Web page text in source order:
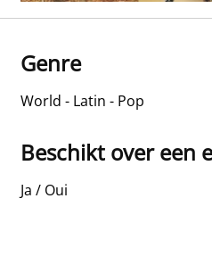
Genre
World - Latin - Pop
Beschikt over een
Ja / Oui